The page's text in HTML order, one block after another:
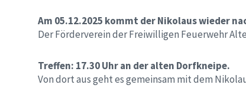
Am 05.12.2025 kommt der Nikolaus wieder
Der Förderverein der Freiwilligen Feuerwehr
Treffen: 17.30 Uhr an der alten Dorfkneipe.
Von dort aus geht es gemeinsam mit dem